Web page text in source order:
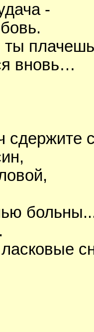
-
вновь…
сдержите